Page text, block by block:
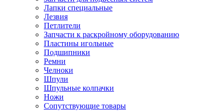
Лапки специальные
Лезвия
Петлители
Запчасти к раскройному оборудованию
Пластины игольные
Подшипники
Ремни
Челноки
Шпули
Шпульные колпачки
Ножи
Сопутствующие товары